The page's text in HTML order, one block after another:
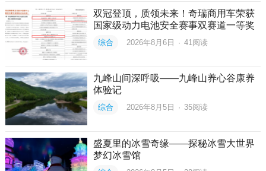
双冠登顶，质领未来！奇瑞商用车荣获
国家级动力电池安全赛事双赛道一等奖
综合 2026年8月6日 · 41 阅读
九峰山间深呼吸——九峰山养心谷康养
体验记
综合 2026年8月5日 · 35阅读
盛夏里的冰雪奇缘——探秘冰雪大世界
梦幻冰雪馆